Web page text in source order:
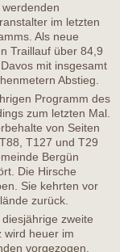
im letzten
Als neue
Traillauf über 84,9
mit insgesamt
Abstieg.
Programm des
zum letzten Mal.
von Seiten
T127 und T29
Bergün
Die Hirsche
Sie kehrten vor
zurück.
zweite
wird heuer im
vorgezogen.